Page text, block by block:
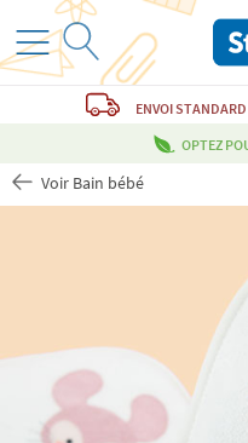
ENVOI
OPTEZ
Voir Bain bébé